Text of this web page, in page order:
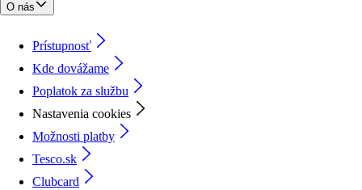
O nás
Prístupnosť
Kde dovážame
Poplatok za službu
Nastavenia cookies
Možnosti platby
Tesco.sk
Clubcard